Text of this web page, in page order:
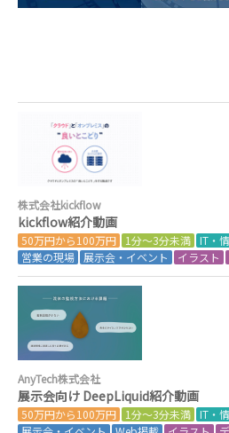
株式会社kickflow
kickflow紹介動画
50万円から100万円 1分～3分未満 IT・
営業の現場
展示会・イベント イラスト
AnyTech株式会社
展示会向け DeepLiquid紹介動画
50万円から100万円 1分～3分未満 IT・